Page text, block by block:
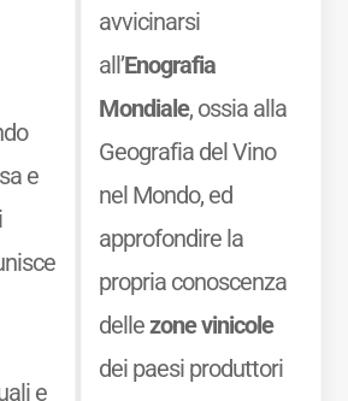
e
e
avvicinarsi
all’Enografia
Mondiale, ossia alla
Geografia del Vino
nel Mondo, ed
approfondire la
propria conoscenza
dellezone vinicole
dei paesi produttori